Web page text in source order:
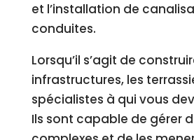
et l’installation de
conduites.
Lorsqu’il s’agit de
infrastructures, les
spécialistes à qui vous
Ils sont capable de gérer